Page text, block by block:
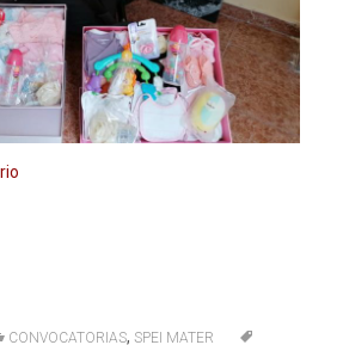
CONVOCATORIAS, SPEI MATER